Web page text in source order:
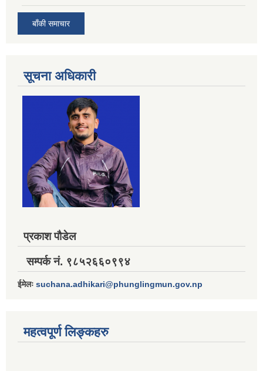
बाँकी समाचार
सूचना अधिकारी
प्रकाश पौडेल
सम्पर्क नं. ९८५२६६०९९४
ईमेलः suchana.adhikari@phunglingmun.gov.np
महत्वपूर्ण लिङ्कहरु